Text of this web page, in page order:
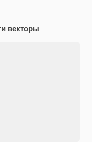
векторы